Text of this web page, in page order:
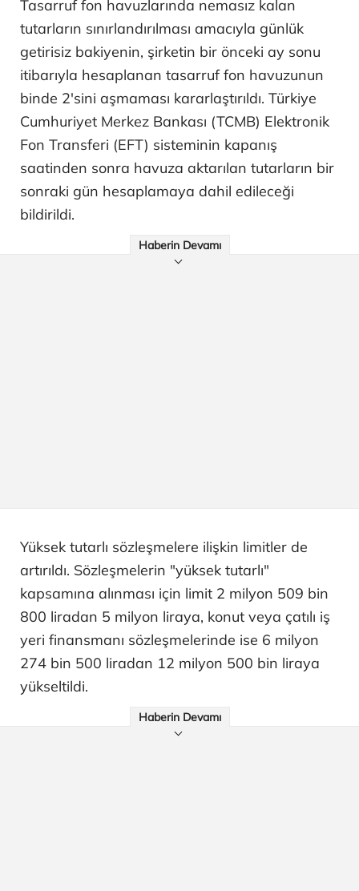
Tasarruf fon havuzlarında nemasız kalan
tutarların sınırlandırılması amacıyla günlük
getirisiz bakiyenin, şirketin bir önceki ay sonu
itibarıyla hesaplanan tasarruf fon havuzunun
binde 2'sini aşmaması kararlaştırıldı. Türkiye
Cumhuriyet Merkez Bankası (TCMB) Elektronik
Fon Transferi (EFT) sisteminin kapanış
saatinden sonra havuza aktarılan tutarların bir
sonraki gün hesaplamaya dahil edileceği
bildirildi.
Haberin Devamı
Yüksek tutarlı sözleşmelere ilişkin limitler de
artırıldı. Sözleşmelerin "yüksek tutarlı"
kapsamına alınması için limit 2 milyon 509 bin
800 liradan 5 milyon liraya, konut veya çatılı iş
yeri finansmanı sözleşmelerinde ise 6 milyon
274 bin 500 liradan 12 milyon 500 bin liraya
yükseltildi.
Haberin Devamı